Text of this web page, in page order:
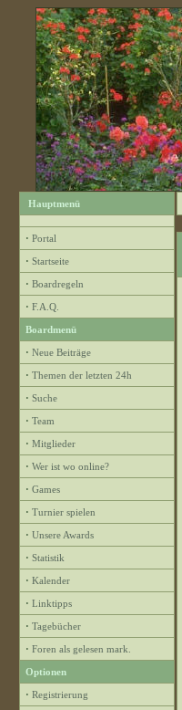
Hauptmenü
· Portal
· Startseite
· Boardregeln
· F.A.Q.
Boardmenü
· Neue Beiträge
· Themen der letzten 24h
· Suche
· Team
· Mitglieder
· Wer ist wo online?
· Games
· Turnier spielen
· Unsere Awards
· Statistik
· Kalender
· Linktipps
· Tagebücher
· Foren als gelesen mark.
Optionen
· Registrierung